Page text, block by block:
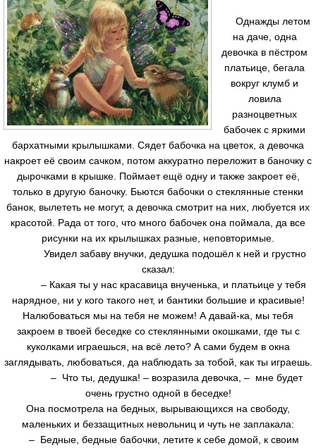
Однажды летом
на даче, одна
девочка в пёстром
платьице, бегала
вокруг клумб и
ловила
разноцветных
бабочек с яркими
бархатными крылышками. Сядет бабочка на цветок, а девочка
накроет её своим сачком, потом аккуратно переложит в баночку с
дырочками в крышке. Поймает ещё одну и также закроет её,
только в другую баночку. Бьются бабочки о стеклянные стенки
банок, вылететь не могут, а девочка смотрит на них, любуется их
красотой. Рада от того, что много бабочек она поймала, да все
рисунки на их крылышках разные, неповторимые.
Увидел забаву внучки, дедушка подошёл к ней и грустно
сказал:
– Какая ты у нас красавица внученька, и платьице у тебя
нарядное, ни у кого такого нет, и бантики большие и красивые!
Налюбоваться мы на тебя не можем! А давай-ка, мы тебя
закроем в твоей беседке со стеклянными окошками, где ты с
куколками играешься, на всё лето? А сами будем в окна
заглядывать, любоваться, да наблюдать за тобой, как ты играешь.
– Что ты, дедушка! – возразила девочка, – мне будет
очень грустно одной в беседке!
Она посмотрела на бедных, вырывающихся на свободу,
маленьких и беззащитных невольниц и чуть не заплакала:
– Бедные, бедные бабочки, летите к себе домой, к своим